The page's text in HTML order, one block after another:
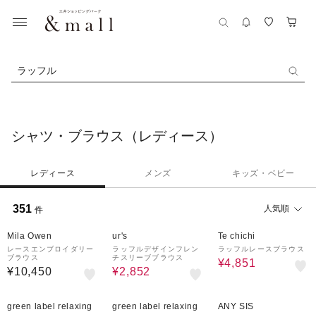
ラッフル
シャツ・ブラウス（レディース）
レディース メンズ キッズ・ベビー
351 件 人気順
Mila Owen
レースエンブロイダリー
ブラウス
¥10,450
ur's
ラッフルデザインフレン
チスリーブブラウス
¥2,852
Te chichi
ラッフルレースブラウス
¥4,851
green label relaxing green label relaxing ANY SIS